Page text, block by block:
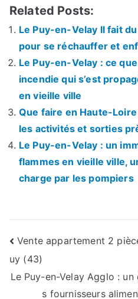
Related Posts:
Le Puy-en-Velay Il fait
pour se réchauffer et
Le Puy-en-Velay : ce
incendie qui s’est
en vieille ville
Que faire en Haute-
les activités et sorties
Le Puy-en-Velay : un
flammes en vieille ville,
charge par les pompiers
Navigation
de
l’article
Vente appartement 2
uy (43)
Le Puy-en-Velay Agglo :
s fournisseurs